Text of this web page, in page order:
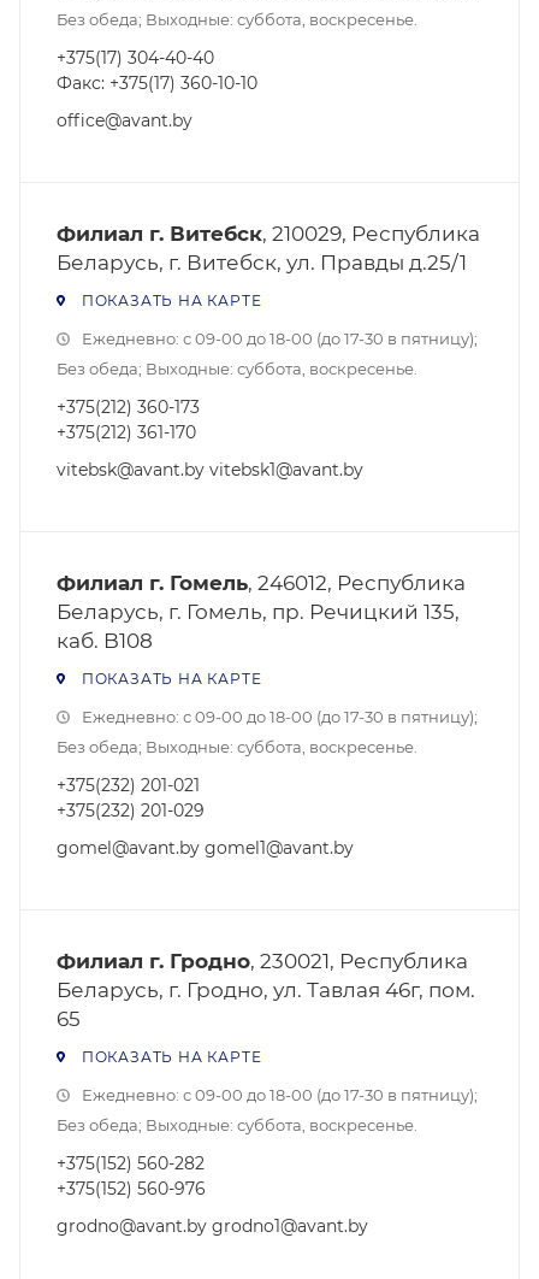
Без обеда; Выходные: суббота, воскресенье.
+375(17) 304-40-40
Факс: +375(17) 360-10-10
office@avant.by
Филиал г. Витебск, 210029, Республика
Беларусь, г. Витебск, ул. Правды д.25/1
ПОКАЗАТЬ НА КАРТЕ
Ежедневно: с 09-00 до 18-00 (до 17-30 в пятницу);
Без обеда; Выходные: суббота, воскресенье.
+375(212) 360-173
+375(212) 361-170
vitebsk@avant.by vitebsk1@avant.by
Филиал г. Гомель, 246012, Республика
Беларусь, г. Гомель, пр. Речицкий 135,
каб. B108
ПОКАЗАТЬ НА КАРТЕ
Ежедневно: с 09-00 до 18-00 (до 17-30 в пятницу);
Без обеда; Выходные: суббота, воскресенье.
+375(232) 201-021
+375(232) 201-029
gomel@avant.by gomel1@avant.by
Филиал г. Гродно, 230021, Республика
Беларусь, г. Гродно, ул. Тавлая 46г, пом.
65
ПОКАЗАТЬ НА КАРТЕ
Ежедневно: с 09-00 до 18-00 (до 17-30 в пятницу);
Без обеда; Выходные: суббота, воскресенье.
+375(152) 560-282
+375(152) 560-976
grodno@avant.by grodno1@avant.by